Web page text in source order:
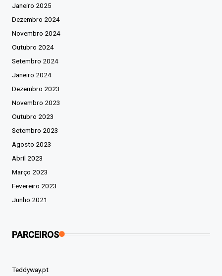
Janeiro 2025
Dezembro 2024
Novembro 2024
Outubro 2024
Setembro 2024
Janeiro 2024
Dezembro 2023
Novembro 2023
Outubro 2023
Setembro 2023
Agosto 2023
Abril 2023
Março 2023
Fevereiro 2023
Junho 2021
PARCEIROS
Teddyway.pt